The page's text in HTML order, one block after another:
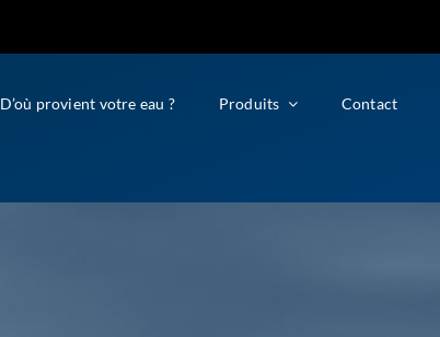
D’où provient votre eau ? Produits Contact